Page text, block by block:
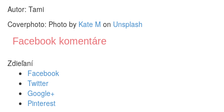
Autor: Tami
Coverphoto: Photo by Kate M on Unsplash
Facebook komentáre
Zdieľaní
Facebook
Twitter
Google+
Pinterest